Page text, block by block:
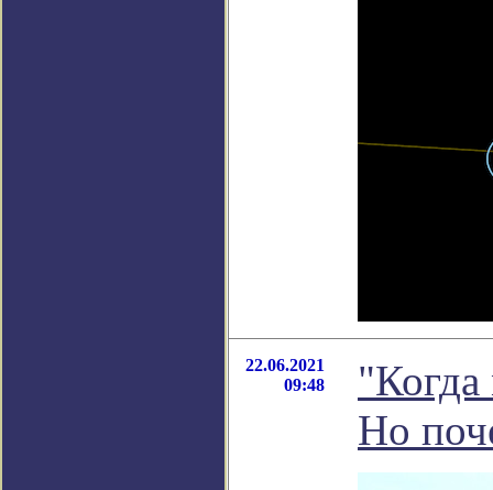
22.06.2021
09:48
Но